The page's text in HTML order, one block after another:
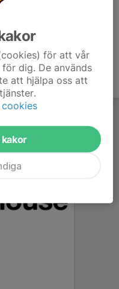
för att vår
dig. De används
att hjälpa oss att
cookies
kakor